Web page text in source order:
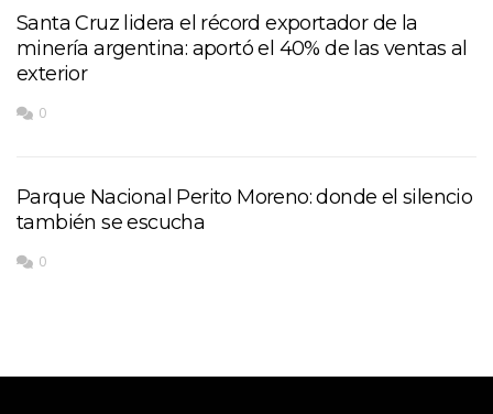
Santa Cruz lidera el récord exportador de la
minería argentina: aportó el 40% de las ventas al
exterior
0
Parque Nacional Perito Moreno: donde el silencio
también se escucha
0